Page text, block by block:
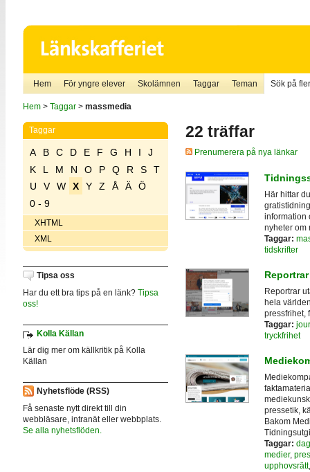
Hem För yngre elever Skolämnen Taggar Teman Sök på
Hem> Taggar> massmedia
Taggar
A B C D E F G H I
J
K
L M N O P Q R S
T
U
V W X Y Z Å Ä
Ö
0 - 9
XHTML
XML
Tipsa oss
Har du ett bra tips på en länk? Tipsa
oss!
Kolla Källan
Lär dig mer om källkritik på Kolla
Källan
Nyhetsflöde (RSS)
Få senaste nytt direkt till din
webbläsare, intranät eller webbplats.
Se alla nyhetsflöden.
22 träffar
Prenumerera på nya länkar
Här hittar
information
nyheter om
Taggar:
tidskrifter
Reportrar
hela
pressfrihet,
Taggar:
tryckfrihet
pressetik,
Bakom
Taggar:
medier,
upphovsrätt